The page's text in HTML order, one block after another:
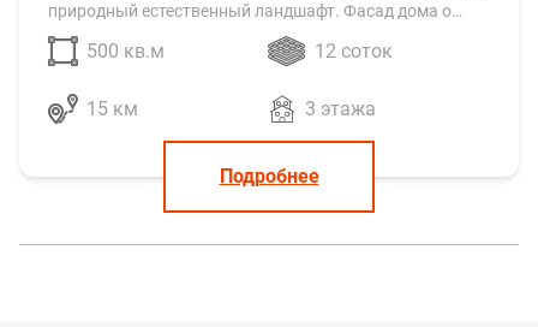
природный естественный ландшафт. Фасад дома о…
500 кв.м 12 соток
15 км 3 этажа
Подробнее